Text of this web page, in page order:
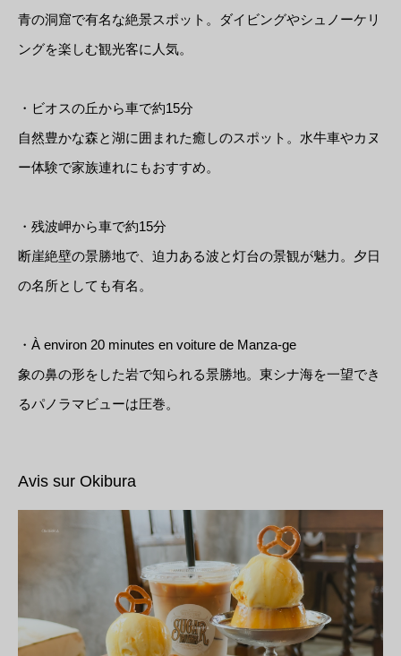
青の洞窟で有名な絶景スポット。ダイビングやシュノーケリ
ングを楽しむ観光客に人気。
・ビオスの丘から車で約15分
自然豊かな森と湖に囲まれた癒しのスポット。水牛車やカヌ
ー体験で家族連れにもおすすめ。
・残波岬から車で約15分
断崖絶壁の景勝地で、迫力ある波と灯台の景観が魅力。夕日
の名所としても有名。
・À environ 20 minutes en voiture de Manza-ge
象の鼻の形をした岩で知られる景勝地。東シナ海を一望でき
るパノラマビューは圧巻。
Avis sur Okibura